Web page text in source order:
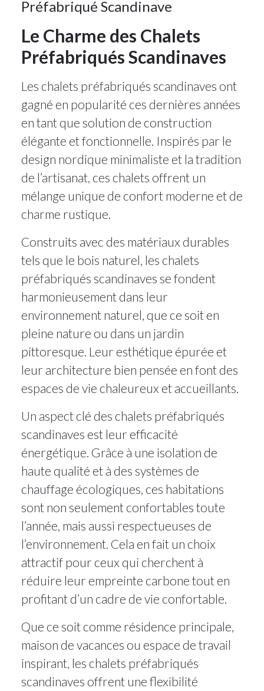
Préfabriqué Scandinave
Le Charme des Chalets
Préfabriqués Scandinaves
Les chalets préfabriqués scandinaves ont
gagné en popularité ces dernières années
en tant que solution de construction
élégante et fonctionnelle. Inspirés par le
design nordique minimaliste et la tradition
de l’artisanat, ces chalets offrent un
mélange unique de confort moderne et de
charme rustique.
Construits avec des matériaux durables
tels que le bois naturel, les chalets
préfabriqués scandinaves se fondent
harmonieusement dans leur
environnement naturel, que ce soit en
pleine nature ou dans un jardin
pittoresque. Leur esthétique épurée et
leur architecture bien pensée en font des
espaces de vie chaleureux et accueillants.
Un aspect clé des chalets préfabriqués
scandinaves est leur efficacité
énergétique. Grâce à une isolation de
haute qualité et à des systèmes de
chauffage écologiques, ces habitations
sont non seulement confortables toute
l’année, mais aussi respectueuses de
l’environnement. Cela en fait un choix
attractif pour ceux qui cherchent à
réduire leur empreinte carbone tout en
profitant d’un cadre de vie confortable.
Que ce soit comme résidence principale,
maison de vacances ou espace de travail
inspirant, les chalets préfabriqués
scandinaves offrent une flexibilité